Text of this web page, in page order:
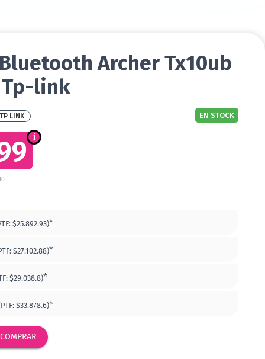
Archer Tx10ub
Tp-link
EN STOCK
TP LINK
$25.892.93)*
$27.102.88)*
$29.038.8)*
$33.878.6)*